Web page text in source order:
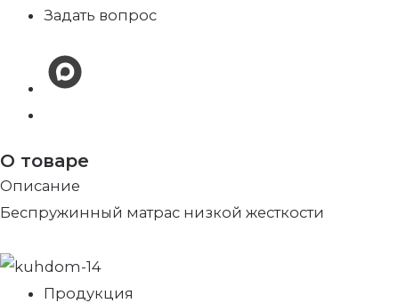
Задать вопрос
О товаре
Описание
Беспружинный матрас низкой жесткости
Продукция